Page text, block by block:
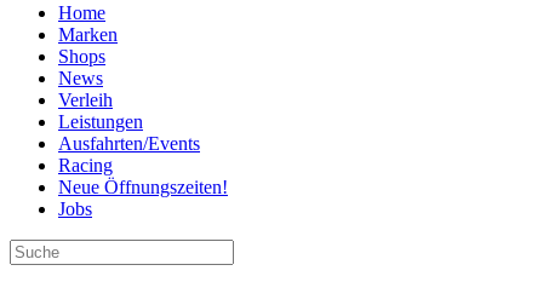
Home
Marken
Shops
News
Verleih
Leistungen
Ausfahrten/Events
Racing
Neue Öffnungszeiten!
Jobs